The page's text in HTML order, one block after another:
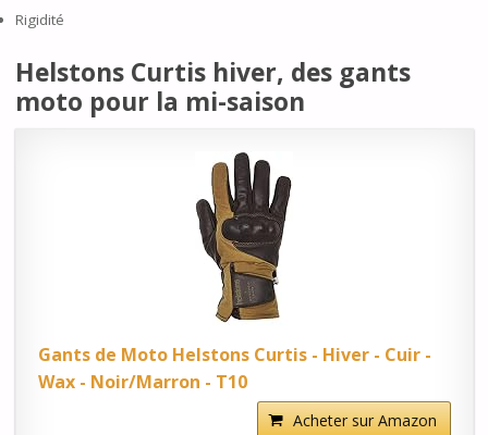
Rigidité
Helstons Curtis hiver, des gants
moto pour la mi-saison
Gants de Moto Helstons Curtis - Hiver - Cuir -
Wax - Noir/Marron - T10
Acheter sur Amazon